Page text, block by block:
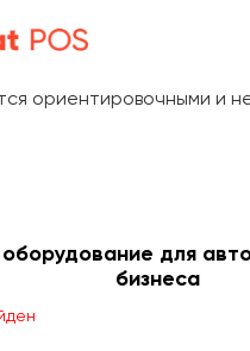
ориентировочными и
оборудование для
бизнеса